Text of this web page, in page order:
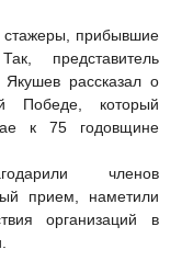
стажеры, прибывшие
представитель
Якушев рассказал о
Победе, который
к 75 годовщине
членов
прием, наметили
организаций в